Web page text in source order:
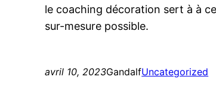
le coaching décoration sert à à
sur-mesure possible.
avril 10, 2023GandalfUncategorized